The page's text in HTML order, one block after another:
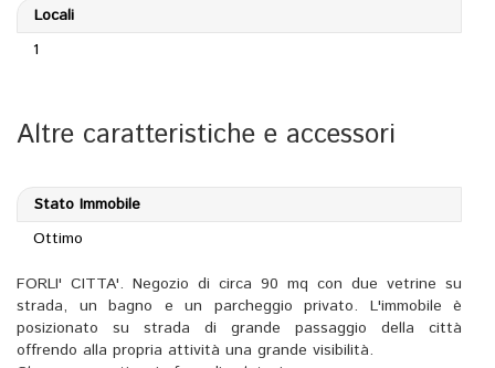
Locali
1
Altre caratteristiche e accessori
Stato Immobile
Ottimo
FORLI' CITTA'. Negozio di circa 90 mq con due vetrine su
strada, un bagno e un parcheggio privato. L'immobile è
posizionato su strada di grande passaggio della città
offrendo alla propria attività una grande visibilità.